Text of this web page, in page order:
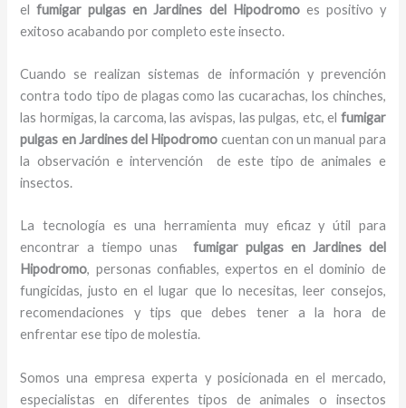
el fumigar pulgas en Jardines del Hipodromoes positivo y
exitoso acabando por completo este insecto.
Cuando se realizan sistemas de información y prevención
contra todo tipo de plagas como las cucarachas, los chinches,
las hormigas, la carcoma, las avispas, las pulgas, etc, el fumigar
pulgas en Jardines del Hipodromo cuentan con un manual para
la observación e intervención de este tipo de animales e
insectos.
La tecnología es una herramienta muy eficaz y útil para
encontrar a tiempo unas fumigar pulgas en Jardines del
Hipodromo, personas confiables, expertos en el dominio de
fungicidas, justo en el lugar que lo necesitas, leer consejos,
recomendaciones y tips que debes tener a la hora de
enfrentar ese tipo de molestia.
Somos una empresa experta y posicionada en el mercado,
especialistas en diferentes tipos de animales o insectos